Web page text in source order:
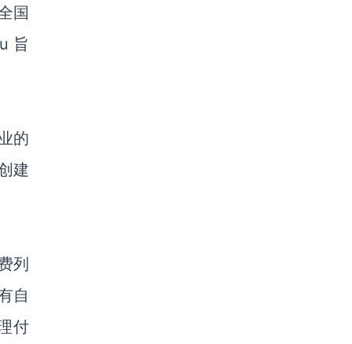
国
旨
的
建
列
自
付